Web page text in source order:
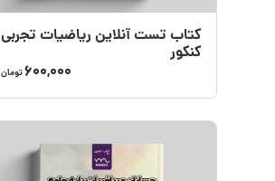
کتاب تست آنلاین ریاضیات تجربی
کنکور
600,000تومان